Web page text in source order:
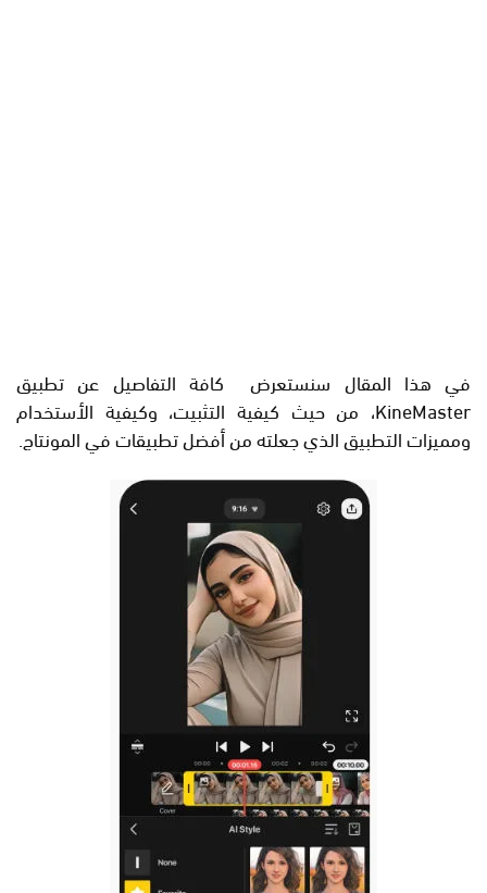
في هذا المقال سنستعرض كافة التفاصيل عن تطبيق
KineMaster، من حيث كيفية التثبيت، وكيفية الأستخدام
ومميزات التطبيق الذي جعلته من أفضل تطبيقات في المونتاج.